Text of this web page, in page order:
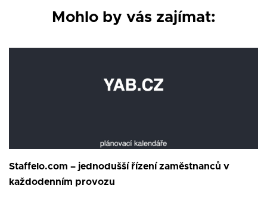
Mohlo by vás zajímat:
Staffelo.com – jednodušší řízení zaměstnanců v
každodenním provozu